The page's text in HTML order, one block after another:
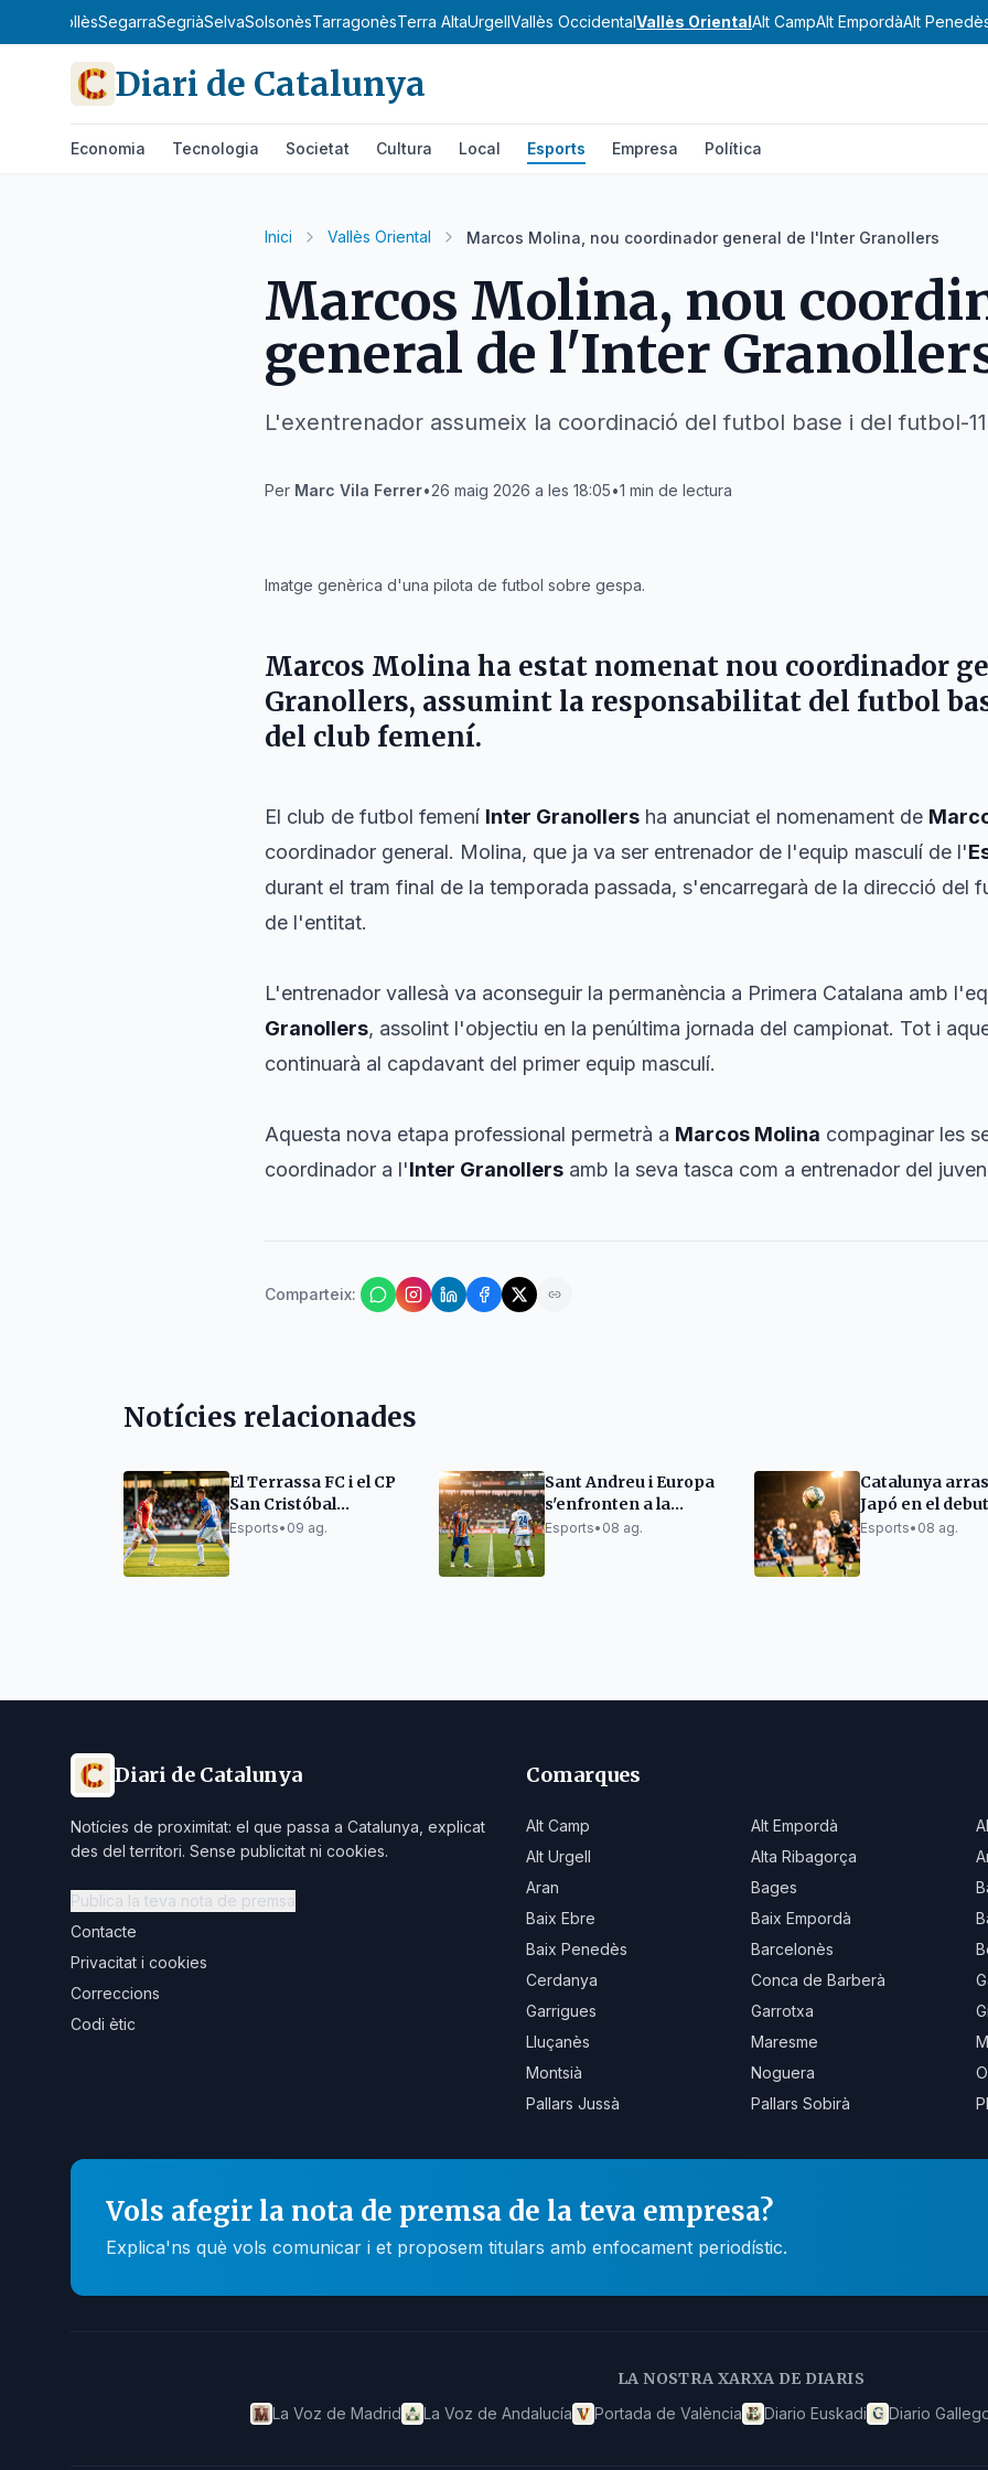
RipollèsSegarraSegriàSelvaSolsonèsTarragonèsTerra AltaUrgellVallès OccidentalVallès OrientalAlt CampAlt EmpordàAlt
Diari de Catalunya
Economia Tecnologia Societat Cultura Local Esports Empresa Política
Inici Vallès Oriental Marcos Molina, nou coordinador general de l'Inter Granollers
Marcos Molina, nou
general de l'Inter
L'exentrenador assumeix la coordinació del futbol base i del futbol-
Per Marc Vila Ferrer•26 maig 2026 a les 18:05•1 min de lectura
Imatge genèrica d'una pilota de futbol sobre gespa.
Marcos Molinaha estat nomenat nou coordinador
Granollers, assumint la responsabilitat del futbol
del club femení.
El club de futbol femení Inter Granollers ha anunciat el nomenament de
coordinador general. Molina, que ja va ser entrenador de l'equip masculí de l'
durant el tram final de la temporada passada, s'encarregarà de la direcció del
de l'entitat.
L'entrenador vallesà va aconseguir la permanència a Primera Catalana amb
Granollers, assolint l'objectiu en la penúltima jornada del campionat. Tot i
continuarà al capdavant del primer equip masculí.
Aquesta nova etapa professional permetrà a Marcos Molina compaginar les
coordinador a l'Inter Granollers amb la seva tasca com a entrenador del
Comparteix:
Notícies relacionades
El Terrassa FC i el CP
San Cristóbal
arrenquen la
Esports• 09 ag.
Sant Andreu i Europa
s'enfronten a la
semifinal del Torneig
Esports• 08 ag.
Catalunya
Japó en el
Mundial sub-21
Esports• 08 ag.
Diari de Catalunya
Notícies de proximitat: el que passa a Catalunya, explicat
des del territori. Sense publicitat ni cookies.
Publica la teva nota de premsa
Contacte
Privacitat i cookies
Correccions
Codi ètic
Comarques
Alt Camp Alt Empordà
Alt Urgell
Alta Ribagorça
Aran
Bages
Baix Ebre
Baix Empordà
Baix Penedès
Barcelonès
Cerdanya
Conca de Barberà
Garrigues
Garrotxa
Lluçanès
Maresme
Montsià
Noguera
Pallars Jussà
Pallars Sobirà
Vols afegir la nota de premsa de la teva empresa?
Explica'ns què vols comunicar i et proposem titulars amb enfocament periodístic.
LA NOSTRA XARXA DE DIARIS
La Voz de Madrid La Voz de Andalucía Portada de València Diario Euskadi Diario